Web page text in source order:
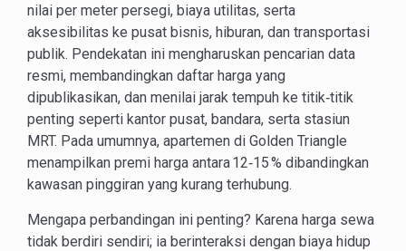
nilai per meter persegi, biaya utilitas, serta
aksesibilitas ke pusat bisnis, hiburan, dan transportasi
publik. Pendekatan ini mengharuskan pencarian data
resmi, membandingkan daftar harga yang
dipublikasikan, dan menilai jarak tempuh ke titik‑titik
penting seperti kantor pusat, bandara, serta stasiun
MRT. Pada umumnya, apartemen di Golden Triangle
menampilkan premi harga antara 12‑15 % dibandingkan
kawasan pinggiran yang kurang terhubung.
Mengapa perbandingan ini penting? Karena harga sewa
tidak berdiri sendiri; ia berinteraksi dengan biaya hidup